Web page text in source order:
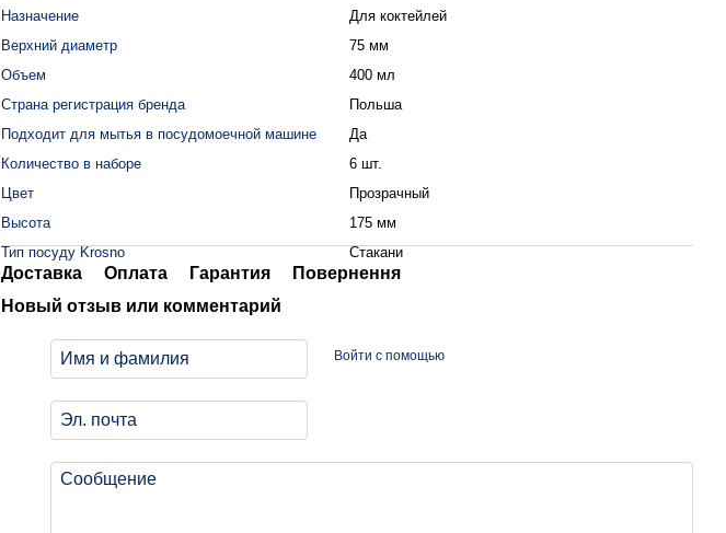
Назначение
Для коктейлей
Верхний диаметр
75 мм
Объем
400 мл
Страна регистрация бренда
Польша
Подходит для мытья в посудомоечной машине
Да
Количество в наборе
6 шт.
Цвет
Прозрачный
Высота
175 мм
Тип посуду Krosno
Стакани
Доставка Оплата Гарантия
Повернення
Новый отзыв или комментарий
Войти с помощью